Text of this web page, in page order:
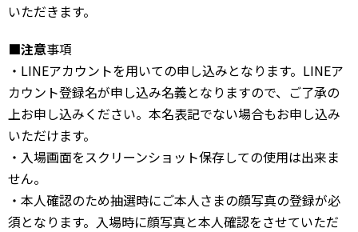
いただきます。
■注意事項
・LINEアカウントを用いての申し込みとなります。LINEア
カウント登録名が申し込み名義となりますので、ご了承の
上お申し込みください。本名表記でない場合もお申し込み
いただけます。
・入場画面をスクリーンショット保存しての使用は出来ま
せん。
・本人確認のため抽選時にご本人さまの顔写真の登録が必
須となります。入場時に顔写真と本人確認をさせていただ